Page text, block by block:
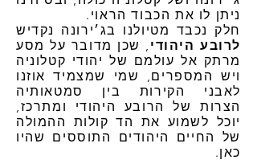
ניתן לו את הכבוד הראוי.
חלק נכבד מטיולנו בג׳ירונה נקדיש
לרובע היהודי , שכן מדובר על מסע
מרתק אל עולמם של יהודי קטלוניה
ויש המספרים, שמי שמצמיד אוזנו
לאבני הקירות בין סמטאותיה
הצרות של הרובע היהודי ומתרכז,
יוכל לשמוע את הד קולות ההמולה
של החיים היהודים התוססים שהיו
כאן.